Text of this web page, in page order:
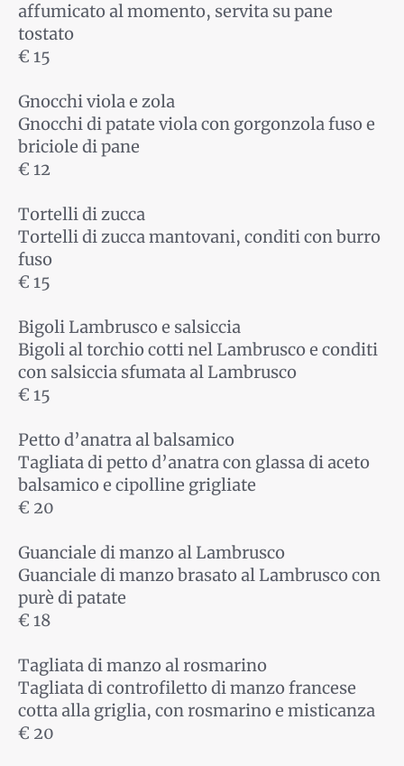
affumicato al momento, servita su pane
tostato
€ 15
Gnocchi viola e zola
Gnocchi di patate viola con gorgonzola fuso e
briciole di pane
€ 12
Tortelli di zucca
Tortelli di zucca mantovani, conditi con burro
fuso
€ 15
Bigoli Lambrusco e salsiccia
Bigoli al torchio cotti nel Lambrusco e conditi
con salsiccia sfumata al Lambrusco
€ 15
Petto d’anatra al balsamico
Tagliata di petto d’anatra con glassa di aceto
balsamico e cipolline grigliate
€ 20
Guanciale di manzo al Lambrusco
Guanciale di manzo brasato al Lambrusco con
purè di patate
€ 18
Tagliata di manzo al rosmarino
Tagliata di controfiletto di manzo francese
cotta alla griglia, con rosmarino e misticanza
€ 20